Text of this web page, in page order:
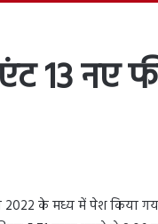
13 नए
के मध्य में पेश किया